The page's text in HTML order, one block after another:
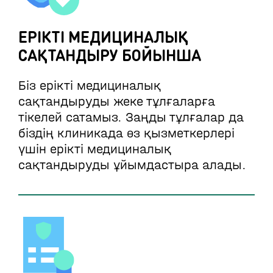
ЕРІКТІ МЕДИЦИНАЛЫҚ
САҚТАНДЫРУ БОЙЫНША
Біз ерікті медициналық
сақтандыруды жеке тұлғаларға
тікелей сатамыз. Заңды тұлғалар да
біздің клиникада өз қызметкерлері
үшін ерікті медициналық
сақтандыруды ұйымдастыра алады.